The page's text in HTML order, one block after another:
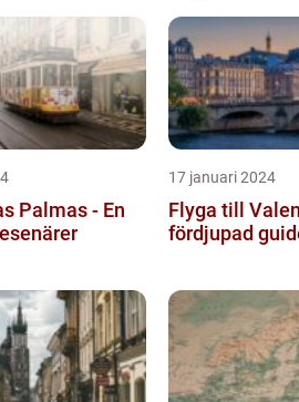
Palmas - En
17 januari 2024
Flyga till
fördjupad